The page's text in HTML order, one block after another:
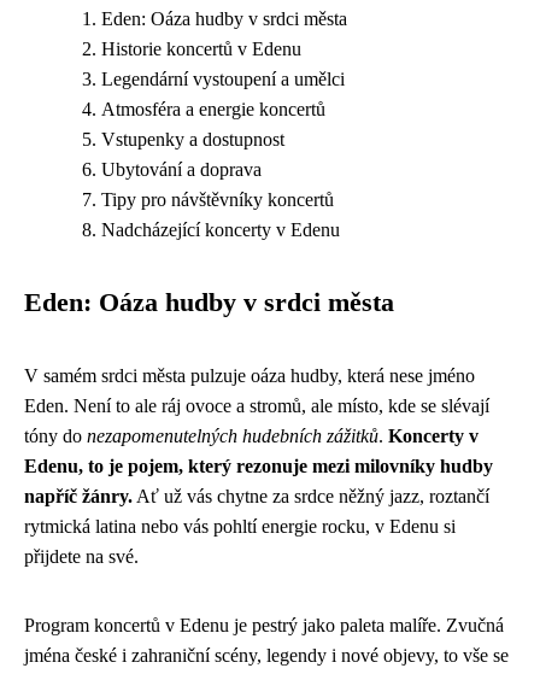
Eden: Oáza hudby v srdci města
Historie koncertů v Edenu
Legendární vystoupení a umělci
Atmosféra a energie koncertů
Vstupenky a dostupnost
Ubytování a doprava
Tipy pro návštěvníky koncertů
Nadcházející koncerty v Edenu
Eden: Oáza hudby v srdci města
V samém srdci města pulzuje oáza hudby, která nese jméno
Eden. Není to ale ráj ovoce a stromů, ale místo, kde se slévají
tóny do nezapomenutelných hudebních zážitků. Koncerty v
Edenu, to je pojem, který rezonuje mezi milovníky hudby
napříč žánry. Ať už vás chytne za srdce něžný jazz, roztančí
rytmická latina nebo vás pohltí energie rocku, v Edenu si
přijdete na své.
Program koncertů v Edenu je pestrý jako paleta malíře. Zvučná
jména české i zahraniční scény, legendy i nové objevy, to vše se